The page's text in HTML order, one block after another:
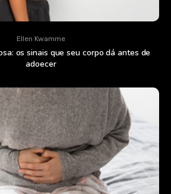
Ellen Kwamme
os sinais que seu corpo dá antes de
adoecer